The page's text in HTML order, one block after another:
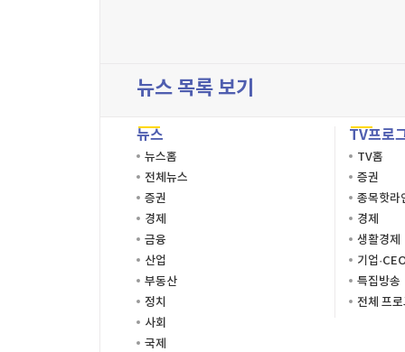
뉴스 목록 보기
뉴스
뉴스홈
전체뉴스
증권
경제
금융
산업
부동산
정치
사회
국제
TV프로
TV홈
증권
종목핫라
경제
생활경제
기업
특집방송
전체 프